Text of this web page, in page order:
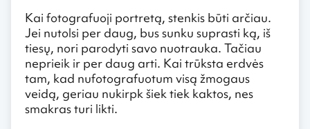
Kai fotografuoji portretą, stenkis būti arčiau.
Jei nutolsi per daug, bus sunku suprasti ką, iš
tiesų, nori parodyti savo nuotrauka. Tačiau
neprieik ir per daug arti. Kai trūksta erdvės
tam, kad nufotografuotum visą žmogaus
veidą, geriau nukirpk šiek tiek kaktos, nes
smakras turi likti.